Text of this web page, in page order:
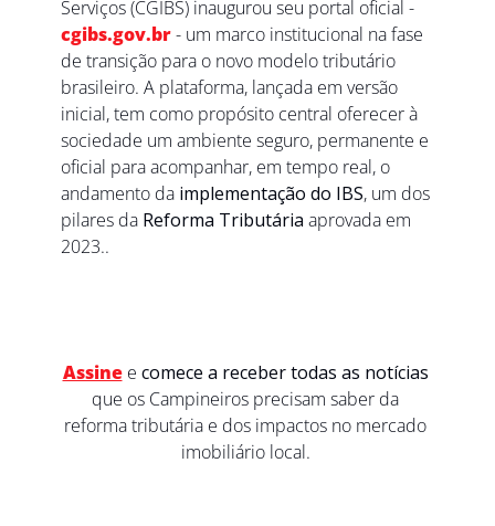
cgibs.gov.br - um marco institucional na fase
de transição para o novo modelo tributário
brasileiro. A plataforma, lançada em versão
inicial, tem como propósito central oferecer à
sociedade um ambiente seguro, permanente e
oficial para acompanhar, em tempo real, o
andamento da implementação do IBS, um dos
pilares da Reforma Tributária aprovada em
2023..
Assine e comece a receber todas as notícias
que os Campineiros precisam saber da
reforma tributária e dos impactos no mercado
imobiliário local.